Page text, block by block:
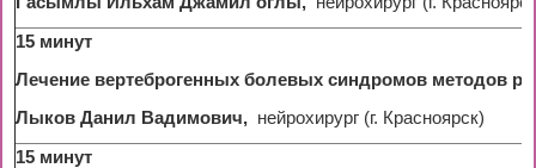
15 минут
Лечение вертеброгенных болевых синдромов методов
Лыков Данил Вадимович, нейрохирург (г. Красноярск)
15 минут